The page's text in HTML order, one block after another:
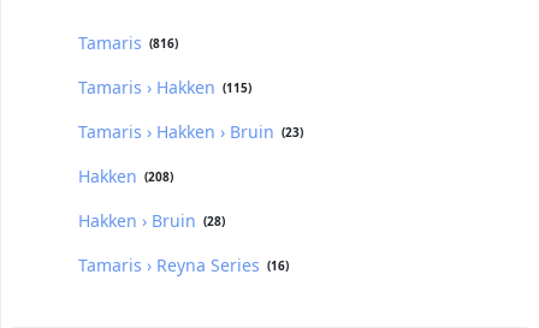
Tamaris (816)
Tamaris › Hakken (115)
Tamaris › Hakken › Bruin (23)
Hakken (208)
Hakken › Bruin (28)
Tamaris › Reyna Series (16)